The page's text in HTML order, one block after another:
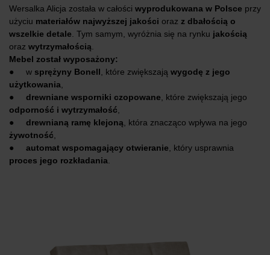
Wersalka Alicja została w całości wyprodukowana w Polsce przy
użyciu materiałów najwyższej jakości oraz z dbałością o
wszelkie detale . Tym samym, wyróżnia się na rynku jakością
oraz wytrzymałością
Mebel został wyposażony:
● w sprężyny Bonell , które zwiększają wygodę z jego
użytkowania
● drewniane wsporniki czopowane , które zwiększają jego
odporność i wytrzymałość
● drewnianą ramę klejoną , która znacząco wpływa na jego
żywotność
● automat wspomagający otwieranie , który usprawnia
proces jego rozkładania